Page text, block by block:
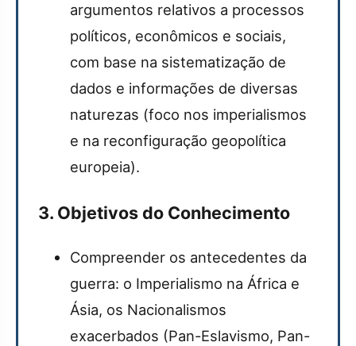
argumentos relativos a processos
políticos, econômicos e sociais,
com base na sistematização de
dados e informações de diversas
naturezas (foco nos imperialismos
e na reconfiguração geopolítica
europeia).
3. Objetivos do Conhecimento
Compreender os antecedentes da
guerra: o Imperialismo na África e
Ásia, os Nacionalismos
exacerbados (Pan-Eslavismo, Pan-